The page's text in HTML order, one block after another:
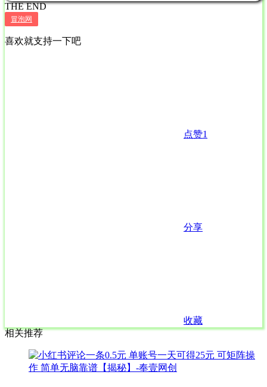
THE END
冒泡网
喜欢就支持一下吧
点赞1
分享
收藏
相关推荐